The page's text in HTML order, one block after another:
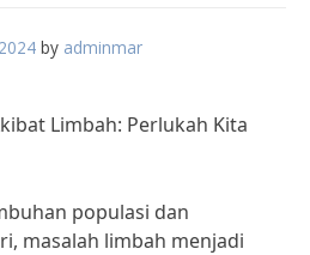
by adminmar
Limbah: Perlukah Kita
populasi dan
masalah limbah menjadi